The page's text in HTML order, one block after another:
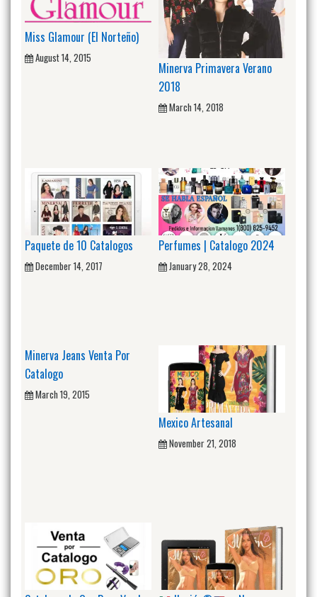
Miss Glamour (El Norteño)
August 14, 2015
Minerva Primavera Verano
2018
March 14, 2018
Paquete de 10 Catalogos
December 14, 2017
Perfumes | Catalogo 2024
January 28, 2024
Minerva Jeans Venta Por
Catalogo
March 19, 2015
Mexico Artesanal
November 21, 2018